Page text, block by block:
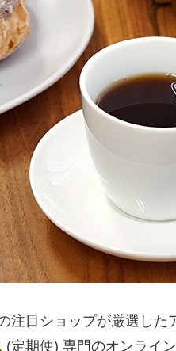
注目ショップが厳選した
(定期便) 専門のオンライ